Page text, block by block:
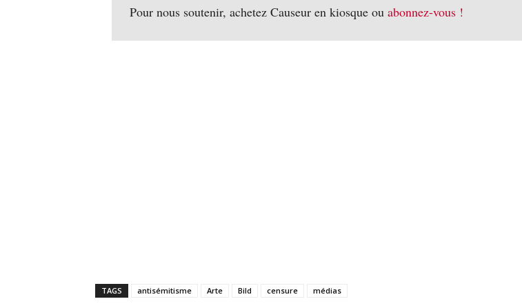
Pour nous soutenir, achetez Causeur en kiosque ou abonnez-vous !
TAGS antisémitisme Arte Bild censure médias